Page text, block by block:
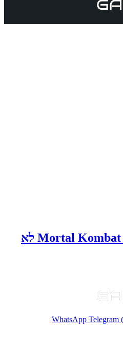
ההרחבה הבאה של Mortal Kombat X לא
WhatsApp Telegram